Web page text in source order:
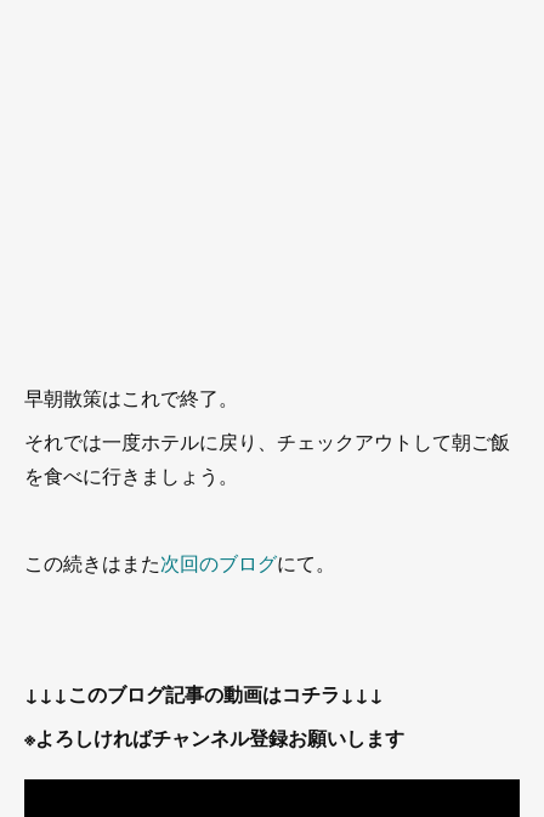
早朝散策はこれで終了。
それでは一度ホテルに戻り、チェックアウトして朝ご飯
を食べに行きましょう。
この続きはまた次回のブログにて。
↓↓↓このブログ記事の動画はコチラ↓↓↓
※よろしければチャンネル登録お願いします